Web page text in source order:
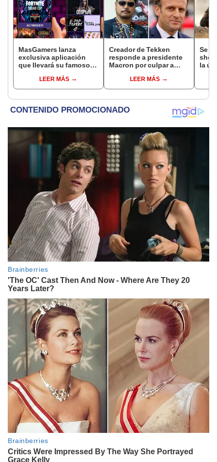
MasGamers lanza
exclusiva aplicación
que llevará su famoso
LEER MÁS
Creador de Tekken
responde a presidente
Macron por culpar a
violenciaLEER MÁS
Se
la